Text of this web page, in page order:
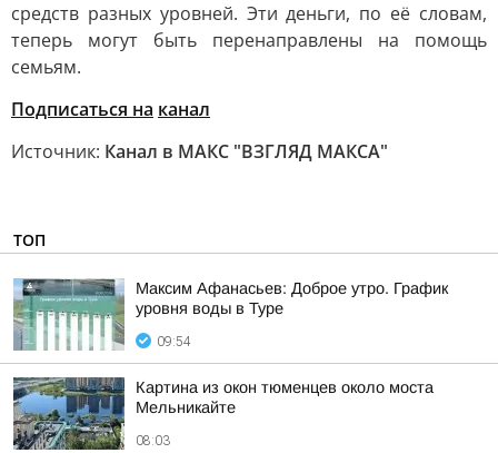
средств разных уровней. Эти деньги, по её словам,
теперь могут быть перенаправлены на помощь
семьям.
Подписаться на канал
Источник: Канал в МАКС "ВЗГЛЯД МАКСА"
ТОП
Максим Афанасьев: Доброе утро. График
уровня воды в Туре
09:54
Картина из окон тюменцев около моста
Мельникайте
08:03